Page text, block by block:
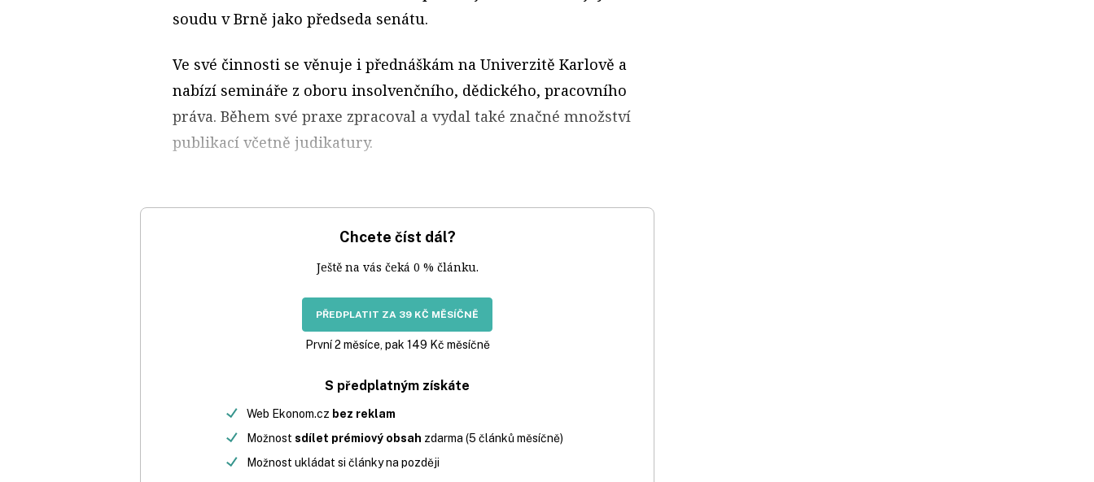
soudu v Brně jako předseda senátu.
Ve své činnosti se věnuje i přednáškám na Univerzitě Karlově a
nabízí semináře z oboru insolvenčního, dědického, pracovního
práva. Během své praxe zpracoval a vydal také značné množství
publikací včetně judikatury.
Chcete číst dál?
Ještě na vás čeká 0 % článku.
PŘEDPLATIT ZA 39 KČ MĚSÍČNĚ
První 2 měsíce, pak 149 Kč měsíčně
S předplatným získáte
Web Ekonom.cz bez reklam
Možnost sdílet prémiový obsah zdarma (5 článků měsíčně)
Možnost ukládat si články na později